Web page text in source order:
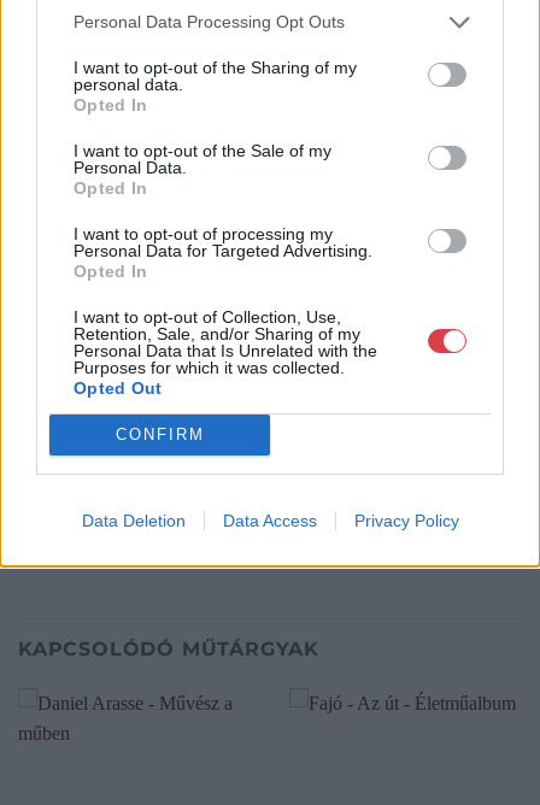
Personal Data Processing Opt Outs
I want to opt-out of the Sharing of my
personal data.
Opted In
I want to opt-out of the Sale of my
Personal Data.
Opted In
I want to opt-out of processing my
Personal Data for Targeted Advertising.
Opted In
I want to opt-out of Collection, Use,
Retention, Sale, and/or Sharing of my
Personal Data that Is Unrelated with the
Purposes for which it was collected.
Opted Out
CONFIRM
Data Deletion Data Access Privacy Policy
TOVÁBBI INFORMÁCIÓK
SZERZŐ Daniel Arasse
KIADÓ Typotex Kiadó
KIADÁS ÉVE 2016
NYELV magyar
FORMÁTUM keménytáblás
KAPCSOLÓDÓ MŰTÁRGYAK